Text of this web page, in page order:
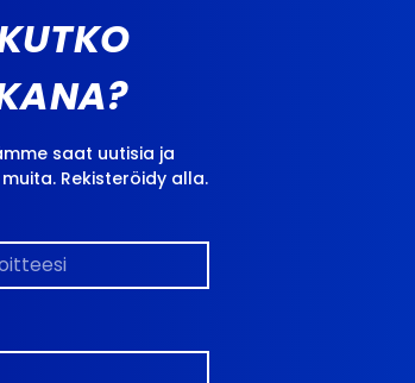
saat uutisia ja
Rekisteröidy alla.